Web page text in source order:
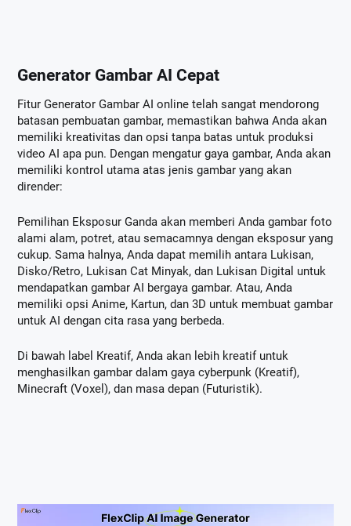
Generator Gambar AI Cepat
Fitur Generator Gambar AI online telah sangat mendorong
batasan pembuatan gambar, memastikan bahwa Anda akan
memiliki kreativitas dan opsi tanpa batas untuk produksi
video AI apa pun. Dengan mengatur gaya gambar, Anda akan
memiliki kontrol utama atas jenis gambar yang akan
dirender:
Pemilihan Eksposur Ganda akan memberi Anda gambar foto
alami alam, potret, atau semacamnya dengan eksposur yang
cukup. Sama halnya, Anda dapat memilih antara Lukisan,
Disko/Retro, Lukisan Cat Minyak, dan Lukisan Digital untuk
mendapatkan gambar AI bergaya gambar. Atau, Anda
memiliki opsi Anime, Kartun, dan 3D untuk membuat gambar
untuk AI dengan cita rasa yang berbeda.
Di bawah label Kreatif, Anda akan lebih kreatif untuk
menghasilkan gambar dalam gaya cyberpunk (Kreatif),
Minecraft (Voxel), dan masa depan (Futuristik).